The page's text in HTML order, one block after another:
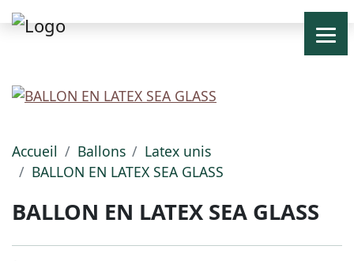
Accueil Ballons
Latex unis
BALLON EN LATEX SEA GLASS
BALLON EN LATEX SEA GLASS